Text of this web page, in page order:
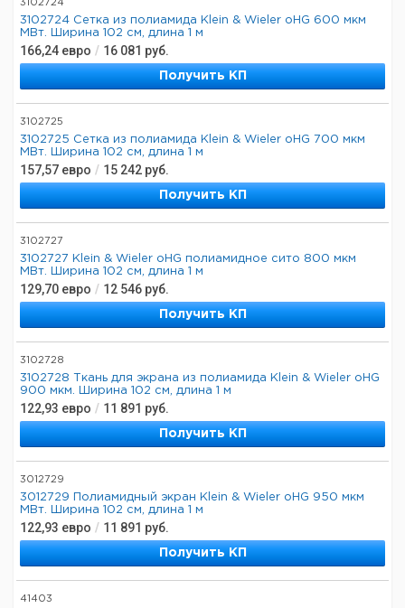
3102724
3102724 Сетка из полиамида Klein & Wieler oHG 600 мкм
МВт. Ширина 102 см, длина 1 м
166,24 евро / 16 081 руб.
Получить КП
3102725
3102725 Сетка из полиамида Klein & Wieler oHG 700 мкм
МВт. Ширина 102 см, длина 1 м
157,57 евро / 15 242 руб.
Получить КП
3102727
3102727 Klein & Wieler oHG полиамидное сито 800 мкм
МВт. Ширина 102 см, длина 1 м
129,70 евро / 12 546 руб.
Получить КП
3102728
3102728 Ткань для экрана из полиамида Klein & Wieler oHG
900 мкм. Ширина 102 см, длина 1 м
122,93 евро / 11 891 руб.
Получить КП
3012729
3012729 Полиамидный экран Klein & Wieler oHG 950 мкм
МВт. Ширина 102 см, длина 1 м
122,93 евро / 11 891 руб.
Получить КП
41403